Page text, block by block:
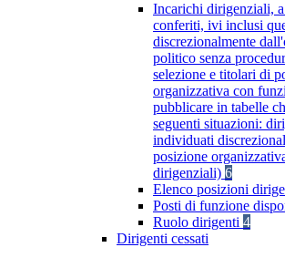
Incarichi dirigenziali,
conferiti, ivi inclusi
discrezionalmente
politico senza
selezione e titolari di
organizzativa con
pubblicare in tabelle
seguenti situazioni:
individuati
posizione
dirigenziali) 6
Elenco posizioni
Posti di funzione
Ruolo dirigenti 4
Dirigenti cessati